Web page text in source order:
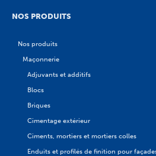
NOS PRODUITS
Nos produits
Maçonnerie
Adjuvants et additifs
Blocs
Briques
Cimentage extérieur
Ciments, mortiers et mortiers colles
Enduits et profilés de finition pour